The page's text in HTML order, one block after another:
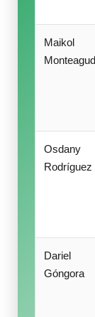
Maikol
Osdany
Rodríguez
Dariel
Góngora